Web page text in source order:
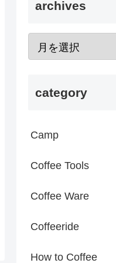
archives
category
Camp
Coffee Tools
Coffee Ware
Coffeeride
How to Coffee